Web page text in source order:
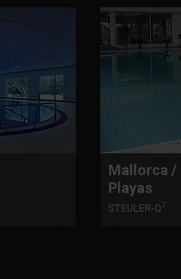
Mallorca /
Playas
STEULER-Q7